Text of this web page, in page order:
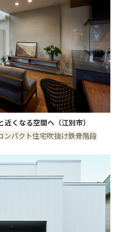
くなる空間へ（江別市）
ンパクト住宅吹抜け鉄骨階段